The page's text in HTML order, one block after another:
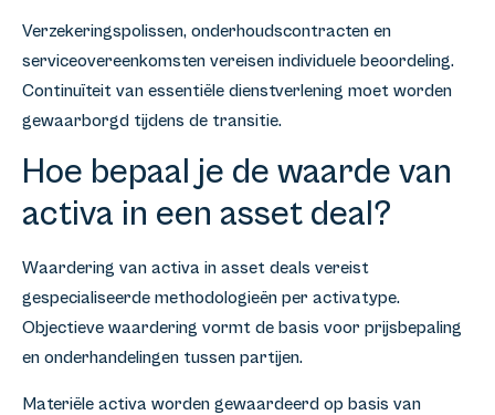
Verzekeringspolissen, onderhoudscontracten en
serviceovereenkomsten vereisen individuele beoordeling.
Continuïteit van essentiële dienstverlening moet worden
gewaarborgd tijdens de transitie.
Hoe bepaal je de waarde van
activa in een asset deal?
Waardering van activa in asset deals vereist
gespecialiseerde methodologieën per activatype.
Objectieve waardering vormt de basis voor prijsbepaling
en onderhandelingen tussen partijen.
Materiële activa worden gewaardeerd op basis van